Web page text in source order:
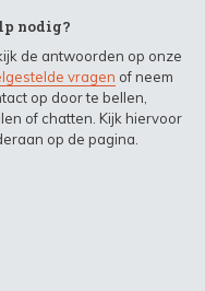
nodig?
de antwoorden op onze
vragen of neem
op door te bellen,
of chatten. Kijk hiervoor
op de pagina.